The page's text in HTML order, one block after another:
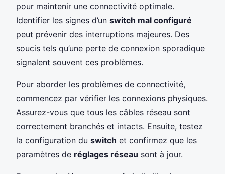
pour maintenir une connectivité optimale.
Identifier les signes d’un switch mal configuré
peut prévenir des interruptions majeures. Des
soucis tels qu’une perte de connexion sporadique
signalent souvent ces problèmes.
Pour aborder les problèmes de connectivité,
commencez par vérifier les connexions physiques.
Assurez-vous que tous les câbles réseau sont
correctement branchés et intacts. Ensuite, testez
la configuration du switch et confirmez que les
paramètres de réglages réseau sont à jour.